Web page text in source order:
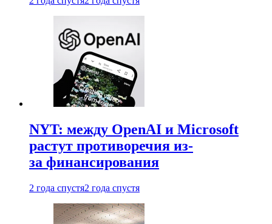
NYT: между OpenAI и Microsoft
растут противоречия из-
за финансирования
2 года спустя2 года спустя